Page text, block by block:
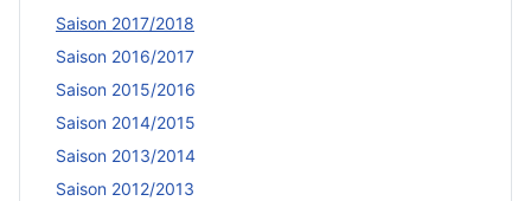
Saison 2017/2018
Saison 2016/2017
Saison 2015/2016
Saison 2014/2015
Saison 2013/2014
Saison 2012/2013